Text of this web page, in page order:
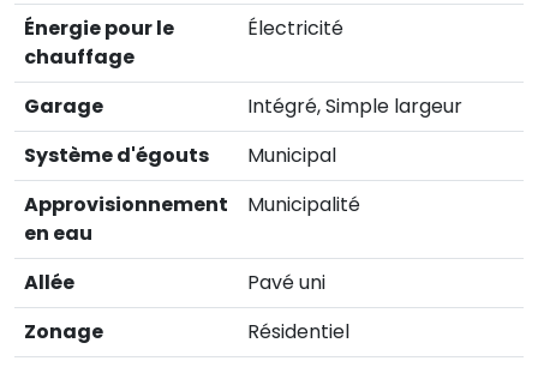
Énergie pour le
chauffage
Électricité
Garage
Intégré, Simple largeur
Système d'égouts
Municipal
Approvisionnement
en eau
Municipalité
Allée
Pavé uni
Zonage
Résidentiel